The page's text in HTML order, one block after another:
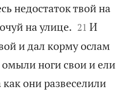
недостаток твой на
на улице. 

21 И
и дал корму ослам
ноги свои и ели
как они развеселили